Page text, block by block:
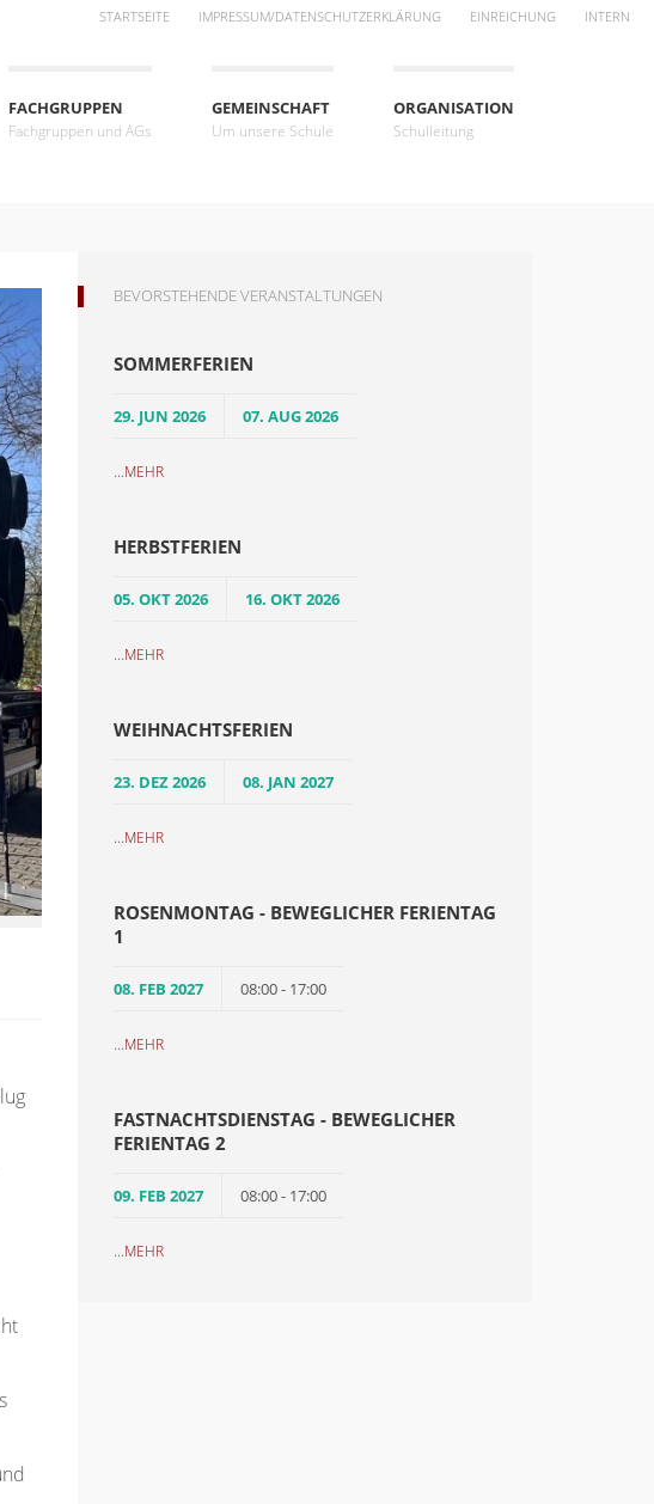
STARTSEITE IMPRESSUM/DATENSCHUTZERKLÄRUNG EINREICHUNG INTERN
FACHGRUPPEN
Fachgruppen und AGs
GEMEINSCHAFT
Um unsere Schule
ORGANISATION
Schulleitung
BEVORSTEHENDE VERANSTALTUNGEN
SOMMERFERIEN
29. JUN 2026 07. AUG 2026
...MEHR
HERBSTFERIEN
05. OKT 2026 16. OKT 2026
...MEHR
WEIHNACHTSFERIEN
23. DEZ 2026 08. JAN 2027
...MEHR
ROSENMONTAG - BEWEGLICHER FERIENTAG
1
08. FEB 2027 08:00 - 17:00
...MEHR
FASTNACHTSDIENSTAG - BEWEGLICHER
FERIENTAG 2
09. FEB 2027 08:00 - 17:00
...MEHR